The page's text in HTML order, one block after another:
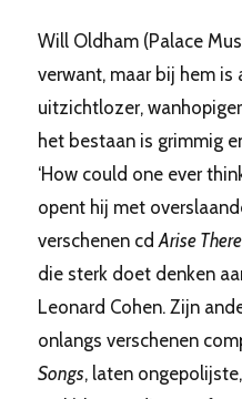
Will Oldham (Palace
verwant, maar bij hem is
uitzichtlozer,
het bestaan is grimmig
‘How could one ever
opent hij met
verschenen cd Arise
die sterk doet denken
Leonard Cohen. Zijn
onlangs verschenen
Songs, laten